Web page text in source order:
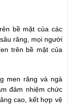
bề mặt của các
răng, mọi người
trên bề mặt của
men răng và ngà
đảm nhiệm chức
cao, kết hợp vệ